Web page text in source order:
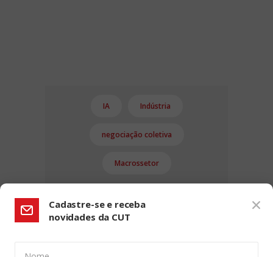
IA Indústria
negociação coletiva
Macrossetor
Cadastre-se e receba
novidades da CUT